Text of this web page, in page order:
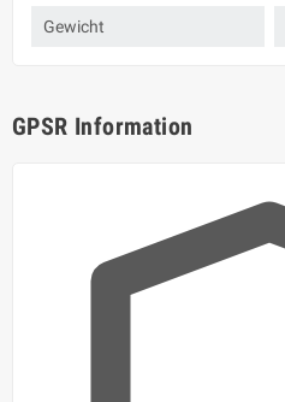
Gewicht
GPSR Information